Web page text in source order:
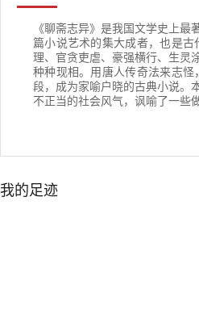
《聊斋志异》是我国文学史上
篇小说艺术的集大成者，也是
理、官贪吏虐、豪强横行、生灵
种种现相。用唐人传奇法来志
段，成为家喻户晓的古典小说。
不正当的社会风气，讽喻了一些
我的足迹